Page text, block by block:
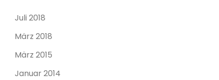
Juli 2018
März 2018
März 2015
Januar 2014